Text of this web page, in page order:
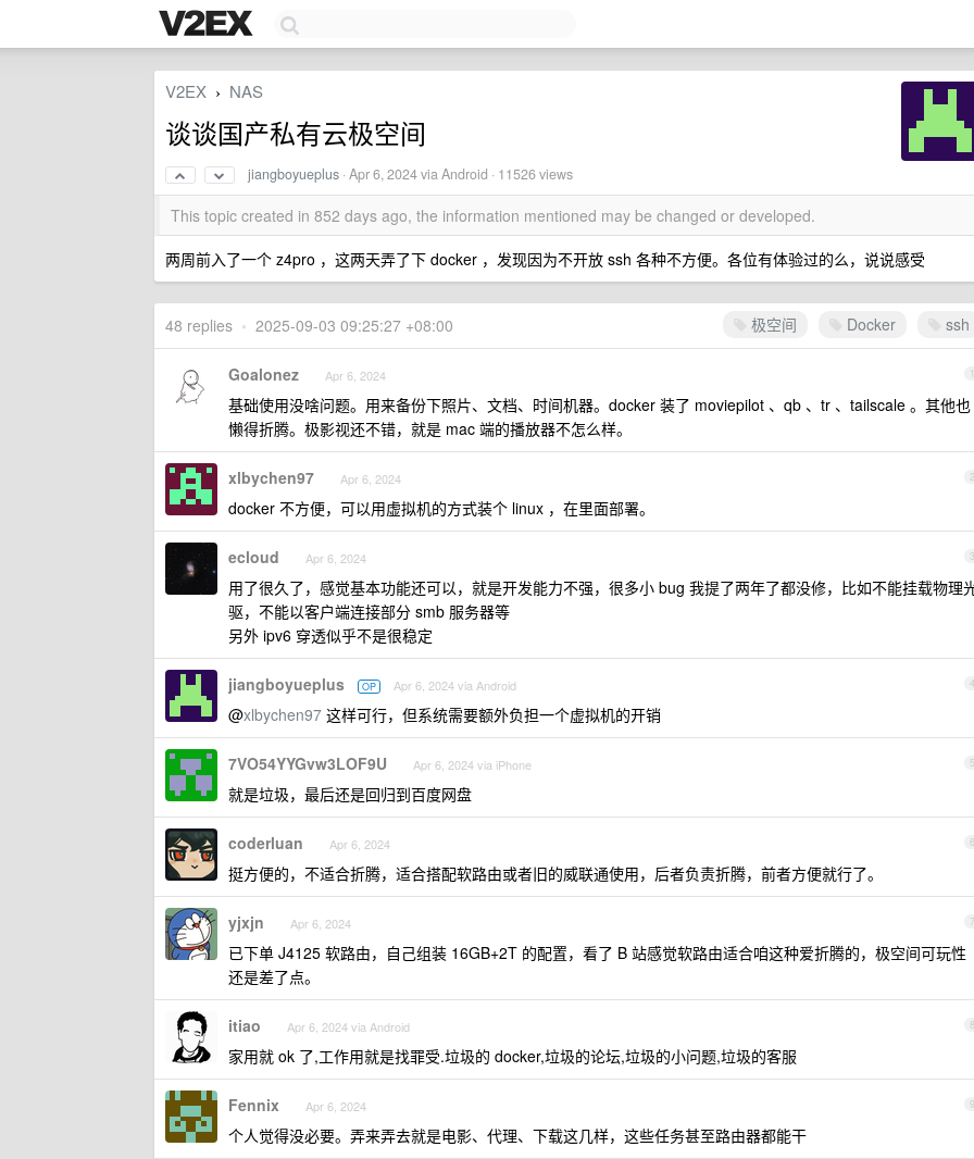
V2EX › NAS
谈谈国产私有云极空间
jiangboyueplus ·Apr 6, 2024via Android · 11526 views
This topic created in 852 days ago, the information mentioned may be changed or developed.
两周前入了一个 z4pro ，这两天弄了下 docker ，发现因为不开放 ssh 各种不方便。各位有体验过的么，说说感受
极空间 Docker ssh
48 replies • 2025-09-03 09:25:27 +08:00
1
Goalonez Apr 6, 2024
基础使用没啥问题。用来备份下照片、文档、时间机器。docker 装了 moviepilot 、qb 、tr 、tailscale 。其他也
懒得折腾。极影视还不错，就是 mac 端的播放器不怎么样。
2
xlbychen97 Apr 6, 2024
docker 不方便，可以用虚拟机的方式装个 linux ，在里面部署。
3
ecloud Apr 6, 2024
用了很久了，感觉基本功能还可以，就是开发能力不强，很多小 bug 我提了两年了都没修，比如不能挂载物理
驱，不能以客户端连接部分 smb 服务器等
另外 ipv6 穿透似乎不是很稳定
4
jiangboyueplus OP Apr 6, 2024 via Android
@xlbychen97 这样可行，但系统需要额外负担一个虚拟机的开销
5
7VO54YYGvw3LOF9U Apr 6, 2024 via iPhone
就是垃圾，最后还是回归到百度网盘
6
coderluan Apr 6, 2024
挺方便的，不适合折腾，适合搭配软路由或者旧的威联通使用，后者负责折腾，前者方便就行了。
7
yjxjn Apr 6, 2024
已下单 J4125 软路由，自己组装 16GB+2T 的配置，看了 B 站感觉软路由适合咱这种爱折腾的，极空间可玩性
还是差了点。
8
itiao Apr 6, 2024 via Android
家用就 ok 了,工作用就是找罪受.垃圾的 docker,垃圾的论坛,垃圾的小问题,垃圾的客服
9
Fennix Apr 6, 2024
个人觉得没必要。弄来弄去就是电影、代理、下载这几样，这些任务甚至路由器都能干